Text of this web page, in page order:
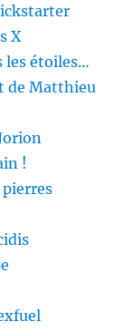
X
les étoiles…
de Matthieu
!